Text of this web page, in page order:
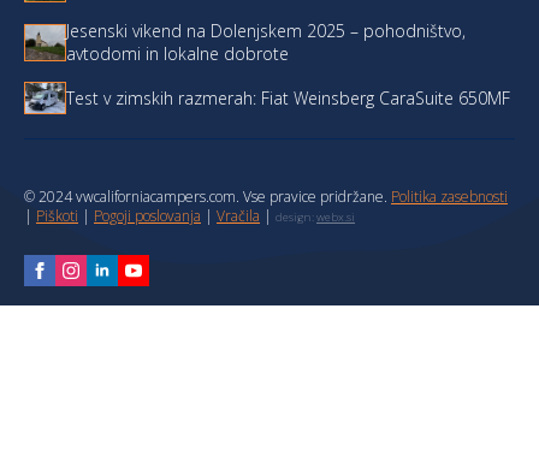
Jesenski vikend na Dolenjskem 2025 – pohodništvo,
avtodomi in lokalne dobrote
Test v zimskih razmerah: Fiat Weinsberg CaraSuite 650MF
© 2024 vwcaliforniacampers.com. Vse pravice pridržane. Politika zasebnosti
| Piškoti | Pogoji poslovanja | Vračila | design:webx.si